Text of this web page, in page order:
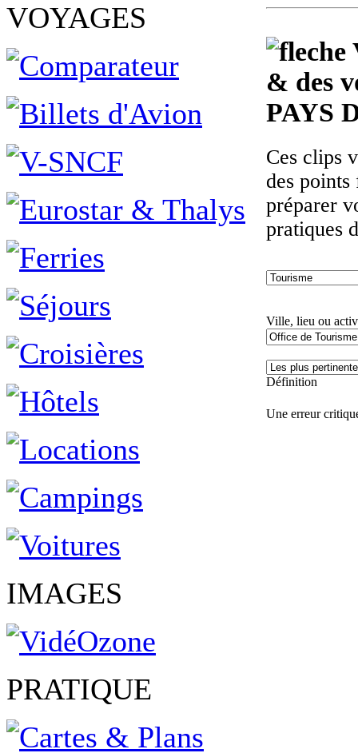
VOYAGES
IMAGES
PRATIQUE
& des
PAYS
Ces clips
des
préparer
pratiques
Ville, lieu ou
Définition
Une erreur